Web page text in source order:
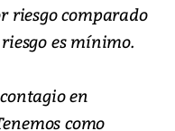
riesgo comparado
es mínimo.
en
como